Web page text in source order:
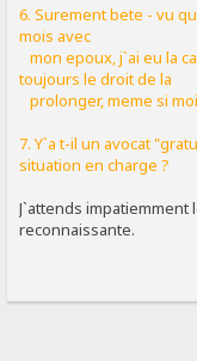
6. Surement bete - vu
mois avec
mon epoux, j`ai eu la
toujours le droit de la
prolonger, meme si
7. Y`a t-il un avocat
situation en charge ?
J`attends
reconnaissante.